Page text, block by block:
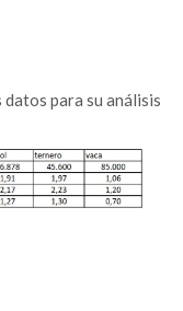
para su análisis